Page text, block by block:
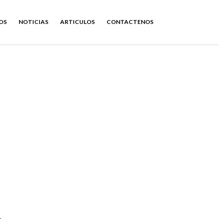
NOTICIAS ARTICULOS CONTACTENOS